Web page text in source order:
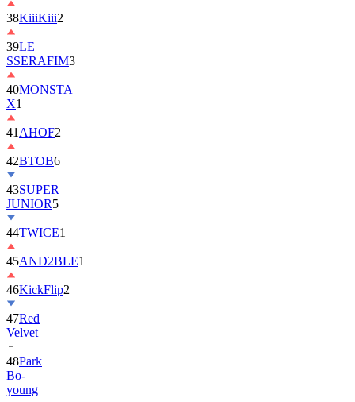
38KiiiKiii2
39LE
SSERAFIM3
40MONSTA
X1
41 AHOF2
42BTOB6
43SUPER
JUNIOR5
44TWICE1
45AND2BLE1
46KickFlip2
47Red
Velvet
48Park
Bo-
young